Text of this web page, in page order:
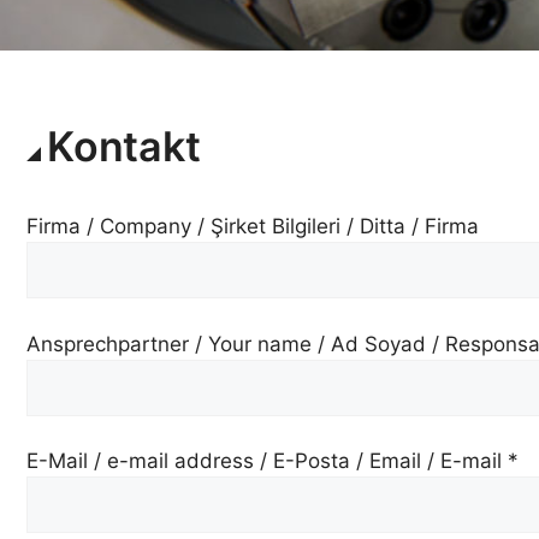
Kontakt
Firma / Company / Şirket Bilgileri / Ditta / Firma
Ansprechpartner / Your name / Ad Soyad /
E-Mail / e-mail address / E-Posta / Email / E-mail *